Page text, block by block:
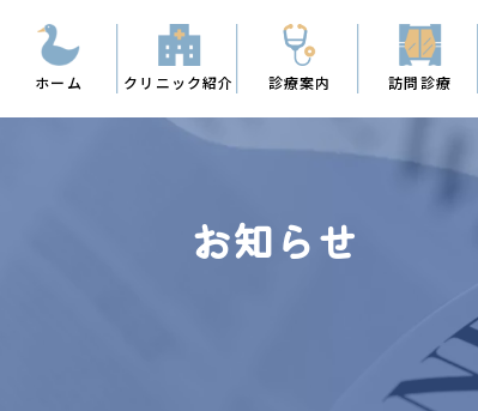
ホーム クリニック紹介 診療案内 訪問診療
お知らせ